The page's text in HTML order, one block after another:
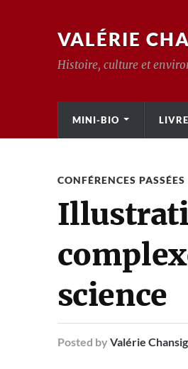
VALÉRIE
Histoire, culture et
MINI-BIO
CONFÉRENCES PASSÉES
science
Posted by Valérie